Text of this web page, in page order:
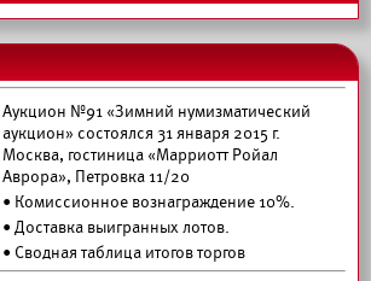
Аукцион №91 «Зимний нумизматический
аукцион» состоялся 31 января 2015 г.
Москва, гостиница «Марриотт Ройал
Аврора», Петровка 11/20
• Комиссионное вознаграждение 10%.
• Доставка выигранных лотов.
• Сводная таблица итогов торгов